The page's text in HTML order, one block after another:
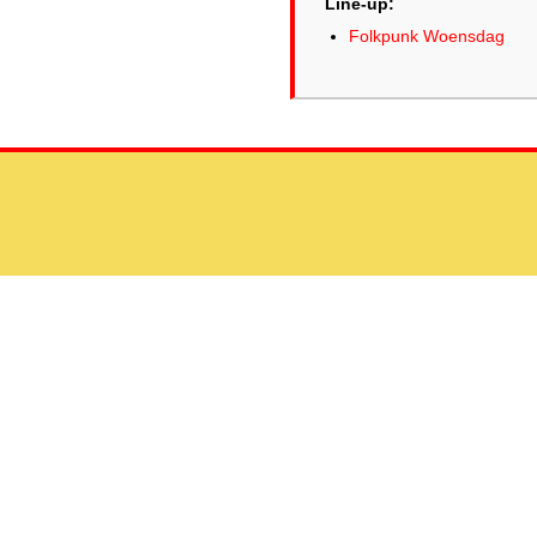
Folkpunk Woensdag